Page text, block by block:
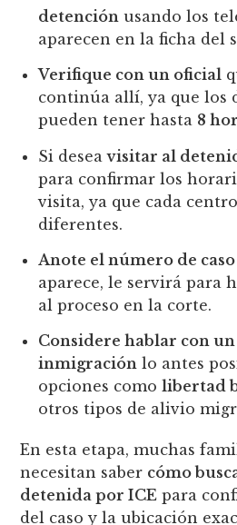
detención usando los
aparecen en la ficha del
Verifique con un oficial
continúa allí, ya que los
pueden tener hasta 8
Si deseavisitar al
para confirmar los
visita, ya que cada
diferentes.
Anote el número de
aparece, le servirá para
al proceso en la corte.
Considere hablar con un
inmigración lo antes
opciones comolibertad
otros tipos de alivio
En esta etapa, muchas
necesitan saber cómo
detenida por ICE para
del caso y la ubicación